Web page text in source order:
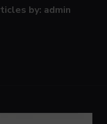
by: admin